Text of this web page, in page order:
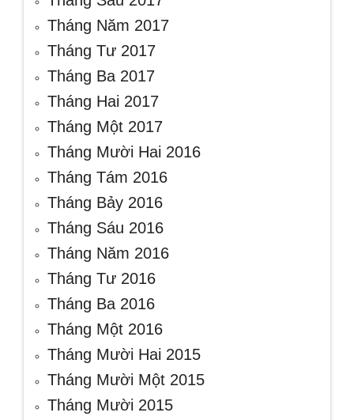
Tháng Năm 2017
Tháng Tư 2017
Tháng Ba 2017
Tháng Hai 2017
Tháng Một 2017
Tháng Mười Hai 2016
Tháng Tám 2016
Tháng Bảy 2016
Tháng Sáu 2016
Tháng Năm 2016
Tháng Tư 2016
Tháng Ba 2016
Tháng Một 2016
Tháng Mười Hai 2015
Tháng Mười Một 2015
Tháng Mười 2015